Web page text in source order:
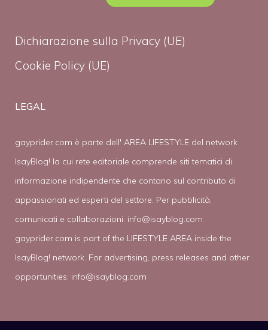
Dichiarazione sulla Privacy (UE)
Cookie Policy (UE)
LEGAL
gayprider.com è parte dell' AREA LIFESTYLE del network
IsayBlog! la cui rete editoriale comprende siti tematici di
informazione indipendente che contano sul contributo di
appassionati ed esperti del settore. Per pubblicità,
comunicati e collaborazioni: info@isayblog.com
gayprider.com is part of the LIFESTYLE AREA inside the
IsayBlog! network. For advertising, press releases and other
opportunities: info@isayblog.com